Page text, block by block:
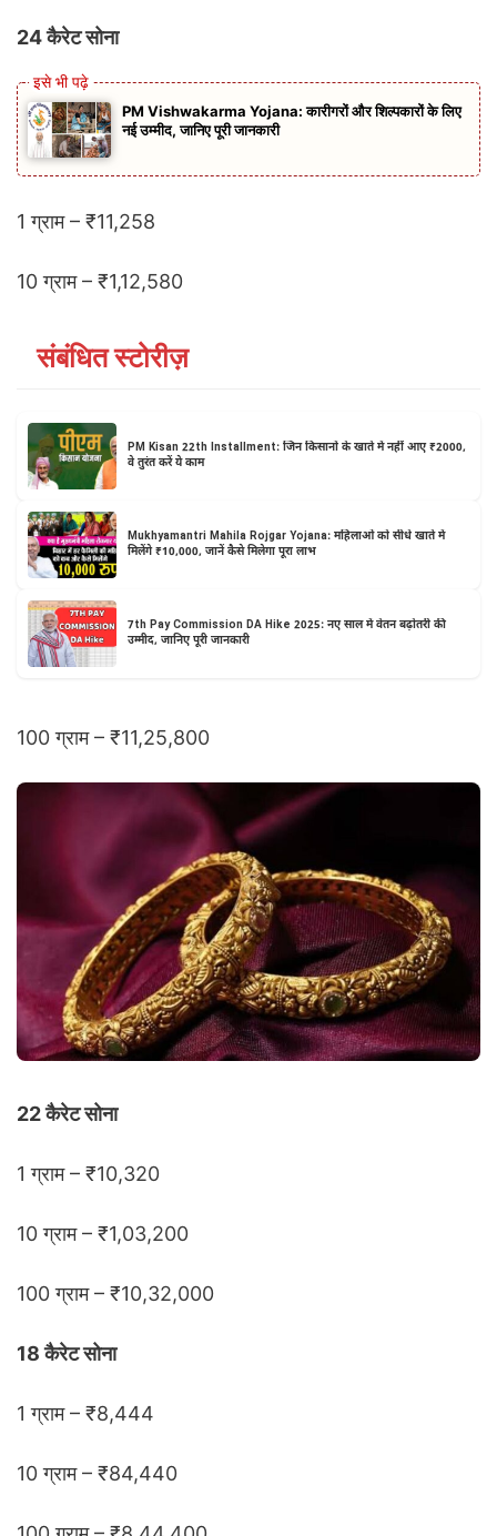
24 कैरेट सोना
PM Vishwakarma Yojana: कारीगरों और शिल्पकारों के लिए
नई उम्मीद, जानिए पूरी जानकारी
1 ग्राम – ₹11,258
10 ग्राम – ₹1,12,580
संबंधित स्टोरीज़
PM Kisan 22th Installment: जिन किसानों के खाते में नहीं आए ₹2000,
वे तुरंत करें ये काम
Mukhyamantri Mahila Rojgar Yojana: महिलाओं को सीधे खाते में
मिलेंगे ₹10,000, जानें कैसे मिलेगा पूरा लाभ
7th Pay Commission DA Hike 2025: नए साल में वेतन बढ़ोतरी की
उम्मीद, जानिए पूरी जानकारी
100 ग्राम – ₹11,25,800
22 कैरेट सोना
1 ग्राम – ₹10,320
10 ग्राम – ₹1,03,200
100 ग्राम – ₹10,32,000
18 कैरेट सोना
1 ग्राम – ₹8,444
10 ग्राम – ₹84,440